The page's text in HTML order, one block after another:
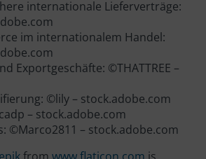
internationale Lieferverträge:
im internationalem Handel:
Exportgeschäfte: ©THATTREE –
©lily – stock.adobe.com
– stock.adobe.com
©Marco2811 – stock.adobe.com